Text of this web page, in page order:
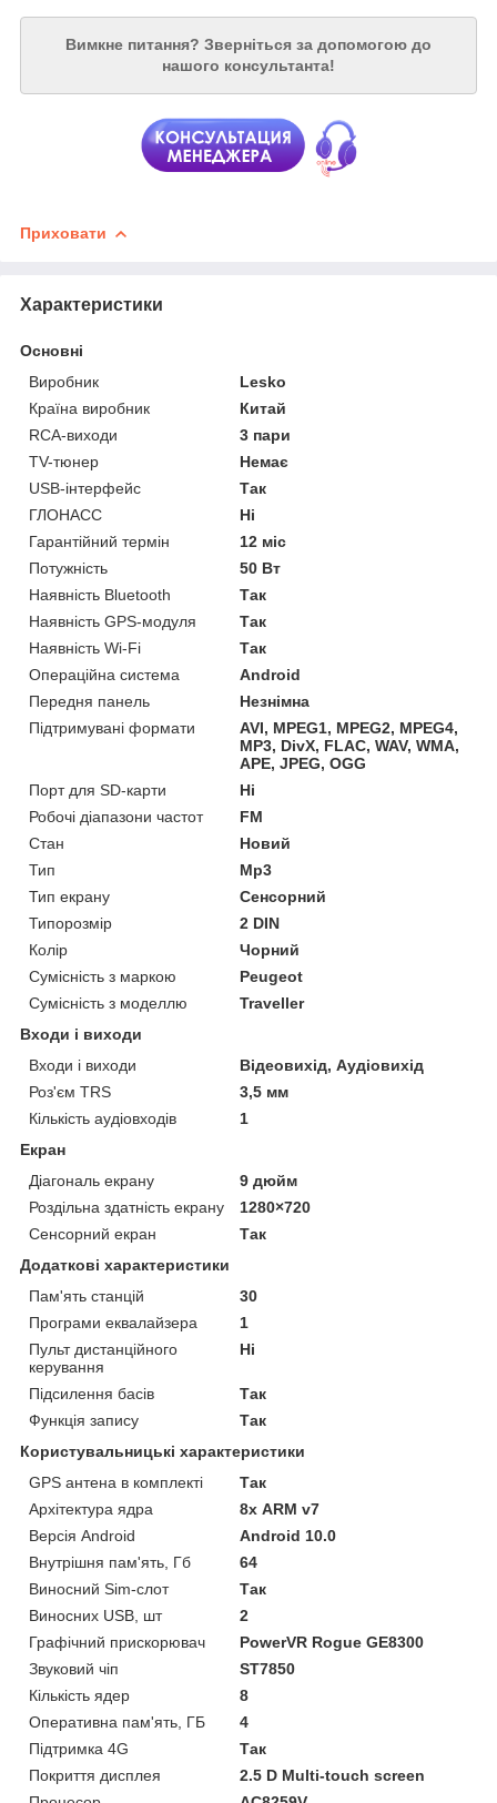
Вимкне питання? Зверніться за допомогою до
нашого консультанта!
Приховати
Характеристики
Основні
Виробник
Lesko
Країна виробник
Китай
RCA-виходи
3 пари
TV-тюнер
Немає
USB-інтерфейс
Так
ГЛОНАСС
Ні
Гарантійний термін
12 міс
Потужність
50 Вт
Наявність Bluetooth
Так
Наявність GPS-модуля
Так
Наявність Wi-Fi
Так
Операційна система
Android
Передня панель
Незнімна
Підтримувані формати
AVI, MPEG1, MPEG2, MPEG4,
MP3, DivX, FLAC, WAV, WMA,
APE, JPEG, OGG
Порт для SD-карти
Ні
Робочі діапазони частот
FM
Стан
Новий
Тип
Mp3
Тип екрану
Сенсорний
Типорозмір
2 DIN
Колір
Чорний
Сумісність з маркою
Peugeot
Сумісність з моделлю
Traveller
Входи і виходи
Входи і виходи
Відеовихід, Аудіовихід
Роз'єм TRS
3,5 мм
Кількість аудіовходів
1
Екран
Діагональ екрану
9 дюйм
Роздільна здатність екрану
1280×720
Сенсорний екран
Так
Додаткові характеристики
Пам'ять станцій
30
Програми еквалайзера
1
Пульт дистанційного
керування
Ні
Підсилення басів
Так
Функція запису
Так
Користувальницькі характеристики
GPS антена в комплекті
Так
Архітектура ядра
8х ARM v7
Версія Android
Android 10.0
Внутрішня пам'ять, Гб
64
Виносний Sim-слот
Так
Виносних USB, шт
2
Графічний прискорювач
PowerVR Rogue GE8300
Звуковий чіп
ST7850
Кількість ядер
8
Оперативна пам'ять, ГБ
4
Підтримка 4G
Так
Покриття дисплея
2.5 D Multi-touch screen